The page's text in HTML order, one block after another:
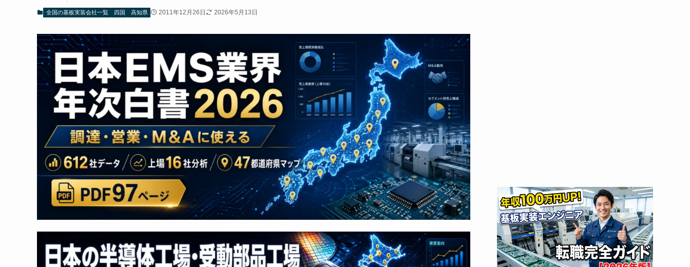
全国の基板実装会社一覧 四国 高知県 2011年12月26日 2026年5月13日